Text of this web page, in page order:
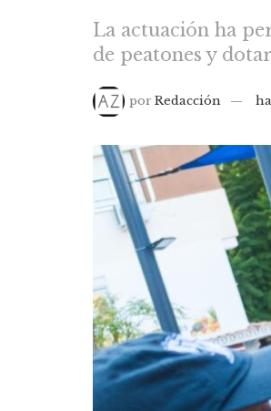
La actuación ha
de peatones y
por Redacción